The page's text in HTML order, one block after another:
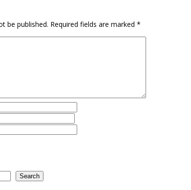
be published. Required fields are marked *
Search